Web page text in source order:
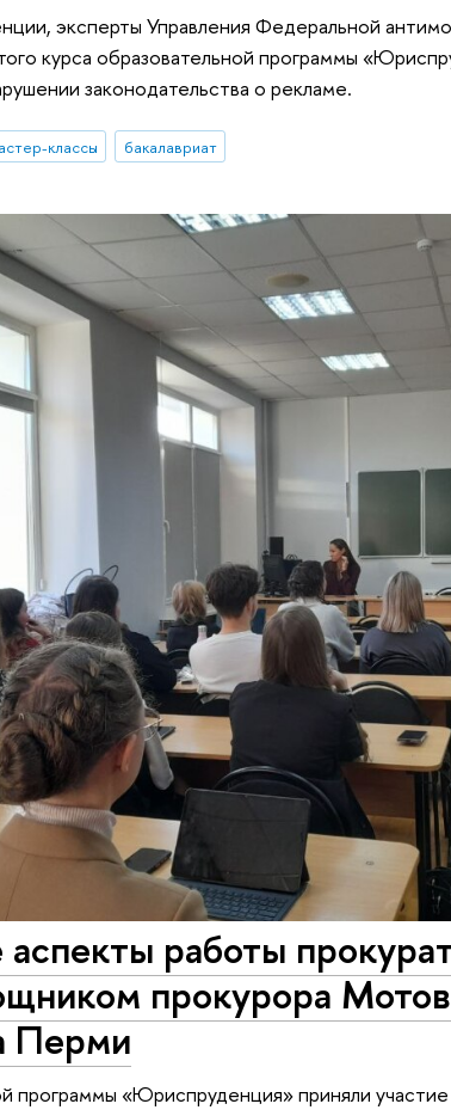
эксперты Управления Федеральной
курса образовательной программы
законодательства о рекламе.
классы бакалавриат
работы
прокурора
Перми
программы «Юриспруденция» приняли